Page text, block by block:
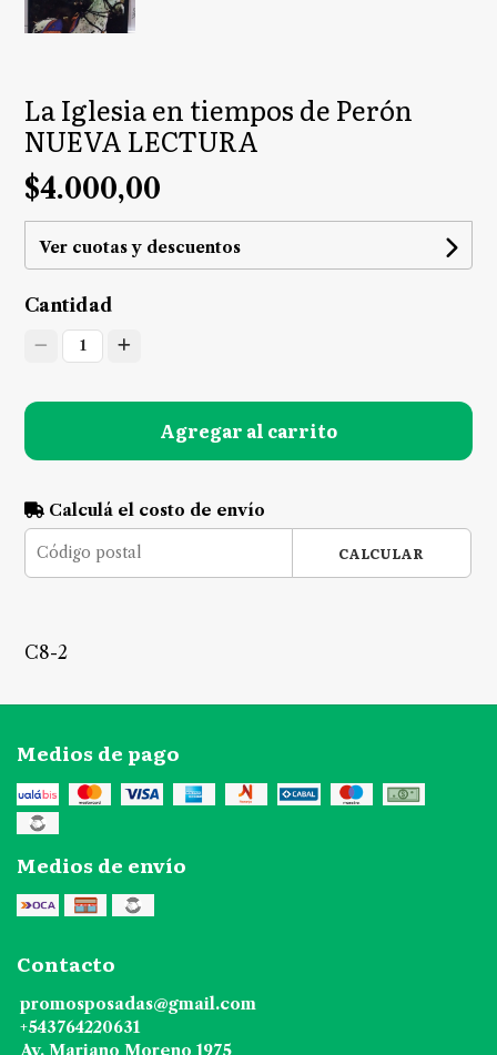
La Iglesia en tiempos de Perón
NUEVA LECTURA
$4.000,00
Ver cuotas y descuentos
Cantidad
1
Agregar al carrito
Calculá el costo de envío
CALCULAR
C8-2
Medios de pago
Medios de envío
Contacto
promosposadas@gmail.com
+543764220631
Av. Mariano Moreno 1975